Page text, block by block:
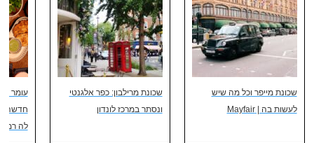
שכונת מייפר וכל מה שיש
לעשות בה | Mayfair
שכונת מרילבון: כפר אלגנטי
ונסתר במרכז לונדון
עומר
חדשה
לה